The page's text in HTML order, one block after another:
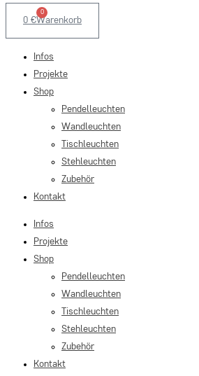
0 €
0
Warenkorb
Infos
Projekte
Shop
Pendelleuchten
Wandleuchten
Tischleuchten
Stehleuchten
Zubehör
Kontakt
Infos
Projekte
Shop
Pendelleuchten
Wandleuchten
Tischleuchten
Stehleuchten
Zubehör
Kontakt